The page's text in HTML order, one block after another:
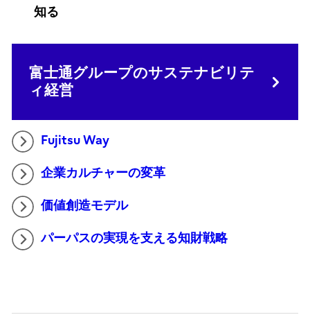
知る
富士通グループのサステナビリテ
ィ経営
Fujitsu Way
企業カルチャーの変革
価値創造モデル
パーパスの実現を支える知財戦略